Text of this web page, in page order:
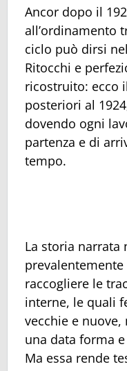
Ancor dopo il
all’ordinamento
ciclo può dirsi
Ritocchi e
ricostruito: ecco
posteriori al
dovendo ogni
partenza e di
tempo.
La storia narrata
raccogliere le
interne, le quali
vecchie e
una data forma
Ma essa rende